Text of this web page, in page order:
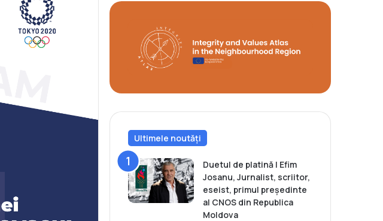
Ultimele noutăți
Duetul de platină | Efim
Josanu, Jurnalist, scriitor,
eseist, primul președinte
al CNOS din Republica
Moldova